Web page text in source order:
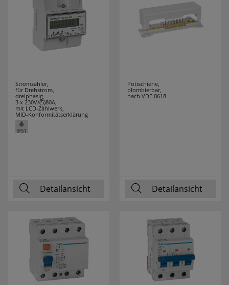
Stromzähler,
für Drehstrom,
dreiphasig,
3 x 230V/(5)80A,
mit LCD-Zählwerk,
MID-Konformitätserklärung
Detailansicht
Potischiene,
plombierbar,
nach VDE 0618
Detailansicht